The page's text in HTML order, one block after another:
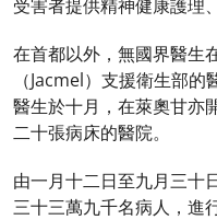
受害者提供精神健康護理
在首都以外，無國界醫生
（Jacmel）支援衛生部
醫生於十月，在萊奧甘亦
二十張病床的醫院。
由一月十二日至九月三十
三十三萬九千名病人，進